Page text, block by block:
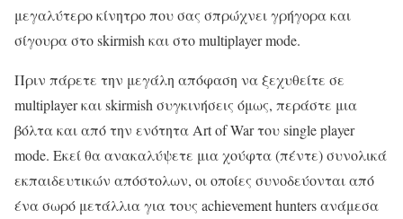
μεγαλύτερο κίνητρο που σας σπρώχνει γρήγορα και
σίγουρα στο skirmish και στο multiplayer mode.
Πριν πάρετε την μεγάλη απόφαση να ξεχυθείτε σε
multiplayer και skirmish συγκινήσεις όμως, περάστε μια
βόλτα και από την ενότητα Art of War του single player
mode. Εκεί θα ανακαλύψετε μια χούφτα (πέντε) συνολικά
εκπαιδευτικών απόστολων, οι οποίες συνοδεύονται από
ένα σωρό μετάλλια για τους achievement hunters ανάμεσα